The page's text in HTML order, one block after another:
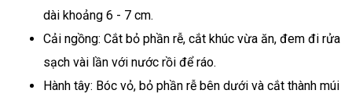
dài khoảng 6 - 7 cm.
Cải ngồng: Cắt bỏ phần rễ, cắt khúc vừa ăn, đem đi rửa
sạch vài lần với nước rồi để ráo.
Hành tây: Bóc vỏ, bỏ phần rễ bên dưới và cắt thành múi